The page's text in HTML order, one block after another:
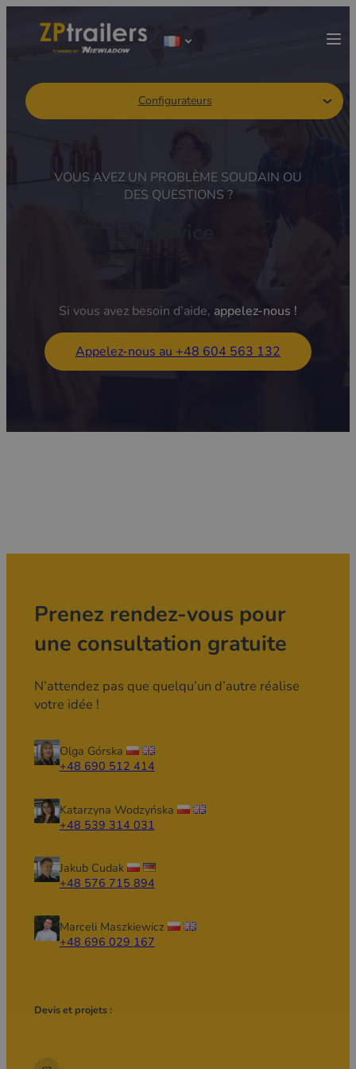
Configurateurs
VOUS AVEZ UN PROBLÈME SOUDAIN OU
DES QUESTIONS ?
Si vous avez besoin d’aide, appelez-nous !
Appelez-nous au +48 604 563 132
Prenez rendez-vous pour
une consultation gratuite
N’attendez pas que quelqu’un d’autre réalise
votre idée !
Olga Górska
+48 690 512 414
Katarzyna Wodzyńska
+48 539 314 031
Jakub Cudak
+48 576 715 894
Marceli Maszkiewicz
+48 696 029 167
Devis et projets :